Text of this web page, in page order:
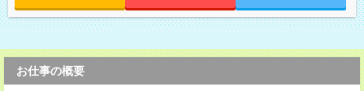
お仕事の概要